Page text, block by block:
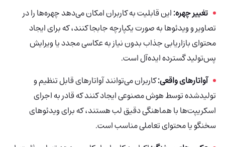
تغییر چهره:این قابلیت به کاربران امکان می‌دهد چهره‌ها را در
تصاویر و ویدئوها به صورت یکپارچه جابجا کنند، که برای ایجاد
محتوای بازاریابی جذاب بدون نیاز به عکاسی مجدد یا ویرایش
پس‌تولید گسترده ایده‌آل است.
آواتارهای واقعی:کاربران می‌توانند آواتارهای قابل تنظیم و
تولیدشده توسط هوش مصنوعی ایجاد کنند که قادر به اجرای
اسکریپت‌ها با هماهنگی دقیق لب هستند، که برای ویدئوهای
سخنگو یا محتوای تعاملی مناسب است.